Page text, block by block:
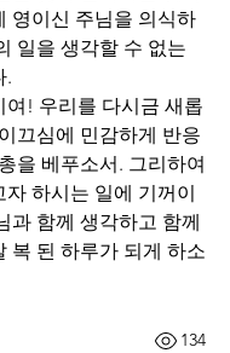
영이신 주님을 의식하
일을 생각할 수 없는
.
여! 우리를 다시금 새롭
끄심에 민감하게 반응
을 베푸소서. 그리하여
하시는 일에 기꺼이
과 함께 생각하고 함께
복 된 하루가 되게 하소
134